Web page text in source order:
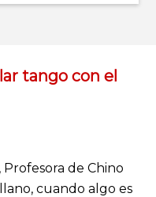
tango con el
Profesora de Chino
cuando algo es